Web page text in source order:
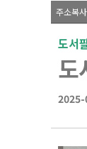
주소복사
도서
도